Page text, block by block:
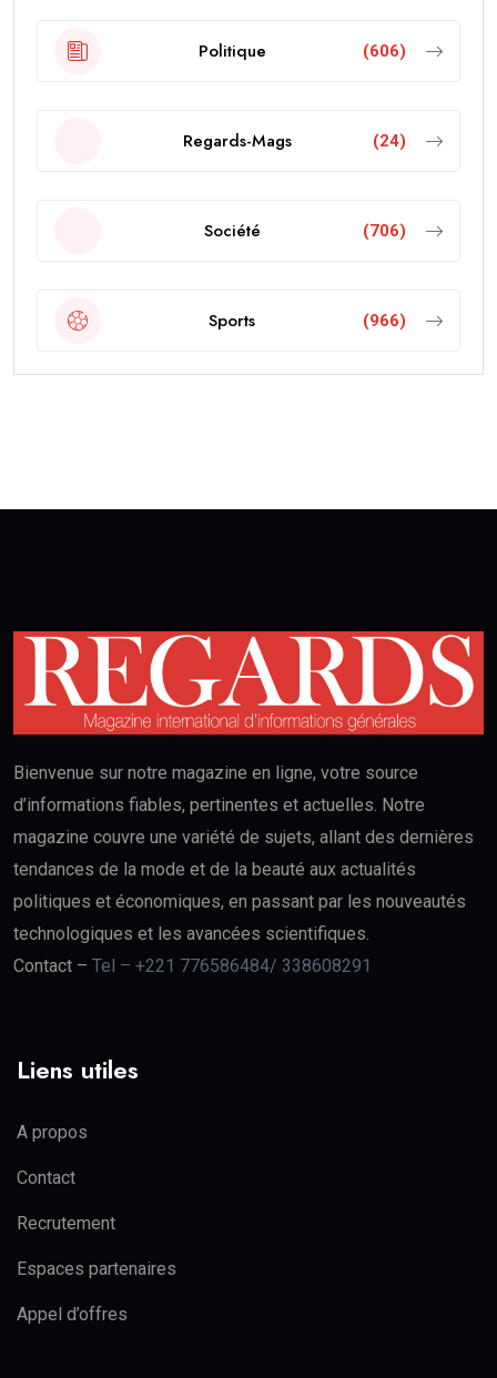
Politique (606)
Regards-Mags (24)
Société (706)
Sports (966)
Bienvenue sur notre magazine en ligne, votre source
d’informations fiables, pertinentes et actuelles. Notre
magazine couvre une variété de sujets, allant des dernières
tendances de la mode et de la beauté aux actualités
politiques et économiques, en passant par les nouveautés
technologiques et les avancées scientifiques.
Contact – Tel – +221 776586484/ 338608291
Liens utiles
A propos
Contact
Recrutement
Espaces partenaires
Appel d’offres